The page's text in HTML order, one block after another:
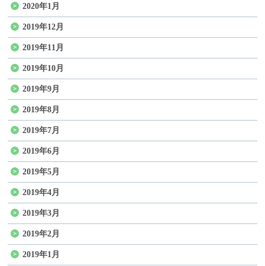
2020年1月
2019年12月
2019年11月
2019年10月
2019年9月
2019年8月
2019年7月
2019年6月
2019年5月
2019年4月
2019年3月
2019年2月
2019年1月